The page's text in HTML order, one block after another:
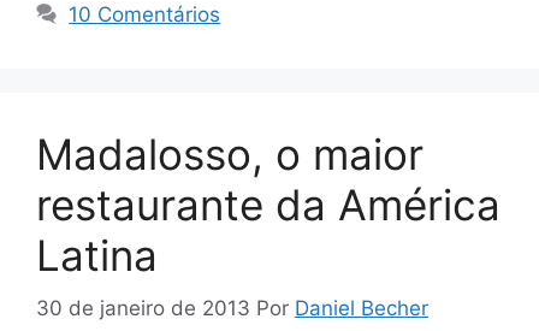
10 Comentários
Madalosso, o maior
restaurante da América
Latina
30 de janeiro de 2013 Por Daniel Becher